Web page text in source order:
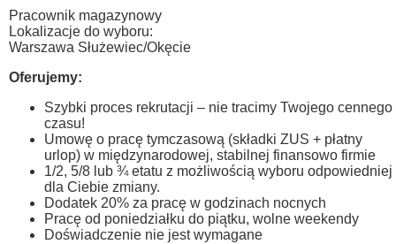
Pracownik magazynowy
Lokalizacje do wyboru:
Warszawa Służewiec/Okęcie
Oferujemy:
Szybki proces rekrutacji – nie tracimy Twojego cennego
czasu!
Umowę o pracę tymczasową (składki ZUS + płatny
urlop) w międzynarodowej, stabilnej finansowo firmie
1/2, 5/8 lub ¾ etatu z możliwością wyboru odpowiedniej
dla Ciebie zmiany.
Dodatek 20% za pracę w godzinach nocnych
Pracę od poniedziałku do piątku, wolne weekendy
Doświadczenie nie jest wymagane